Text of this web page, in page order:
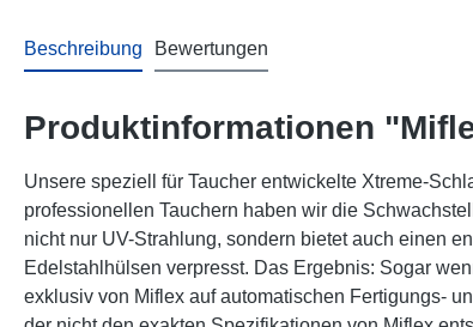
Beschreibung Bewertungen
Produktinformationen
Unsere speziell für Taucher entwickelte Xtreme-
professionellen Tauchern haben wir die
nicht nur UV-Strahlung, sondern bietet auch einen
Edelstahlhülsen verpresst. Das Ergebnis: Sogar
exklusiv von Miflex auf automatischen Fertigungs-